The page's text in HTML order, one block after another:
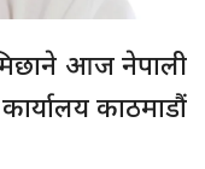
आज नेपाली
काठमाडौं